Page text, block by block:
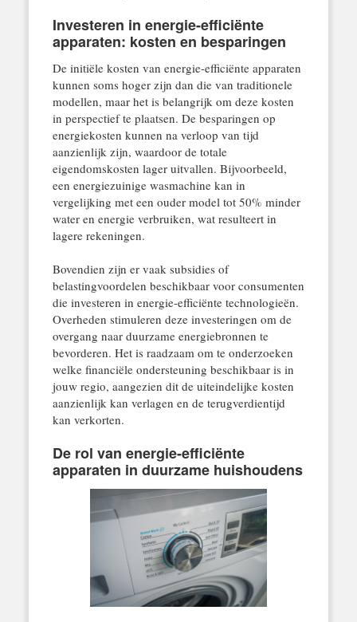
Investeren in energie-efficiënte
apparaten: kosten en besparingen
De initiële kosten van energie-efficiënte apparaten
kunnen soms hoger zijn dan die van traditionele
modellen, maar het is belangrijk om deze kosten
in perspectief te plaatsen. De besparingen op
energiekosten kunnen na verloop van tijd
aanzienlijk zijn, waardoor de totale
eigendomskosten lager uitvallen. Bijvoorbeeld,
een energiezuinige wasmachine kan in
vergelijking met een ouder model tot 50% minder
water en energie verbruiken, wat resulteert in
lagere rekeningen.
Bovendien zijn er vaak subsidies of
belastingvoordelen beschikbaar voor consumenten
die investeren in energie-efficiënte technologieën.
Overheden stimuleren deze investeringen om de
overgang naar duurzame energiebronnen te
bevorderen. Het is raadzaam om te onderzoeken
welke financiële ondersteuning beschikbaar is in
jouw regio, aangezien dit de uiteindelijke kosten
aanzienlijk kan verlagen en de terugverdientijd
kan verkorten.
De rol van energie-efficiënte
apparaten in duurzame huishoudens